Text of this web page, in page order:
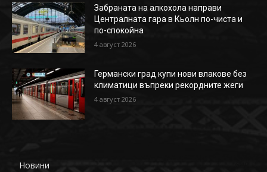
Забраната на алкохола направи
Централната гара в Кьолн по-чиста и
по-спокойна
4 август 2026
Германски град купи нови влакове без
климатици въпреки рекордните жеги
4 август 2026
Новини